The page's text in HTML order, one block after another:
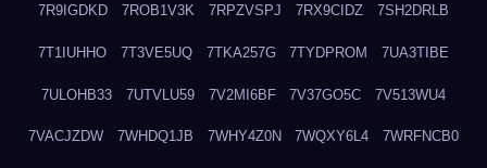
7R9IGDKD 7ROB1V3K 7RPZVSPJ 7RX9CIDZ 7SH2DRLB
7T1IUHHO 7T3VE5UQ 7TKA257G 7TYDPROM 7UA3TIBE
7ULOHB33 7UTVLU59 7V2MI6BF 7V37GO5C 7V513WU4
7VACJZDW 7WHDQ1JB 7WHY4Z0N 7WQXY6L4 7WRFNCB0